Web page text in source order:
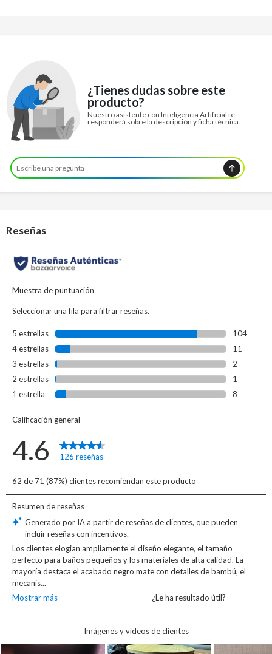
¿Tienes dudas sobre este
producto?
Nuestro asistente con Inteligencia Artificial te
responderá sobre la descripción y ficha técnica.